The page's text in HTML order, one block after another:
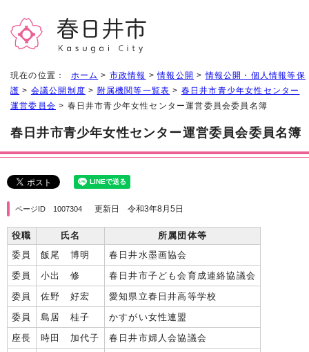
現在の位置： ホーム > 市政情報 >情報公開 >情報公開・個人情報等保
護 > 会議公開制度 > 附属機関等一覧表 > 春日井市青少年女性センター
運営委員会 > 春日井市青少年女性センター運営委員会委員名簿
春日井市青少年女性センター運営委員会委員名簿
ページID 1007304 更新日 令和3年8月5日
役職 氏名
所属団体等
委員
飯尾 博明
春日井水墨画協会
委員
小出 修
春日井市子ども会育成連絡協議会
委員
佐野 好宏
愛知県立春日井高等学校
委員
島居 桂子
かすがい女性連盟
座長
時田 加代子
春日井市婦人会協議会